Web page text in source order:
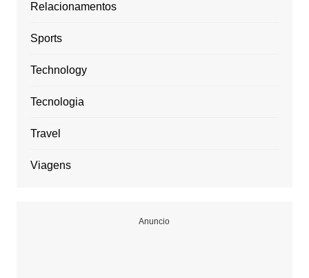
Relacionamentos
Sports
Technology
Tecnologia
Travel
Viagens
Anuncio